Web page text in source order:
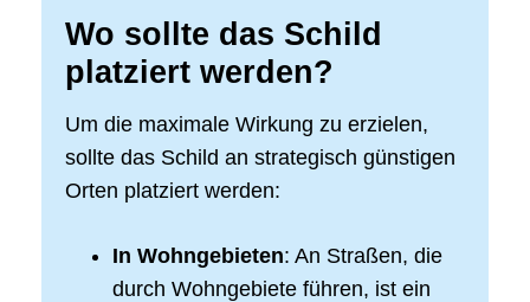
Wo sollte das Schild
platziert werden?
Um die maximale Wirkung zu erzielen,
sollte das Schild an strategisch günstigen
Orten platziert werden:
In Wohngebieten: An Straßen, die
durch Wohngebiete führen, ist ein